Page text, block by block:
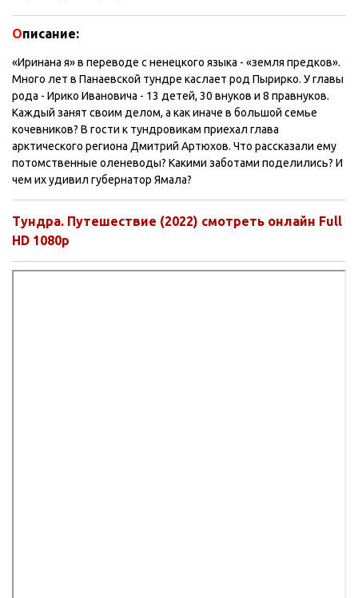
Описание:
«Иринана я» в переводе с ненецкого языка - «земля предков».
Много лет в Панаевской тундре каслает род Пырирко. У главы
рода - Ирико Ивановича - 13 детей, 30 внуков и 8 правнуков.
Каждый занят своим делом, а как иначе в большой семье
кочевников? В гости к тундровикам приехал глава
арктического региона Дмитрий Артюхов. Что рассказали ему
потомственные оленеводы? Какими заботами поделились? И
чем их удивил губернатор Ямала?
Тундра. Путешествие (2022) смотреть онлайн Full
HD 1080p